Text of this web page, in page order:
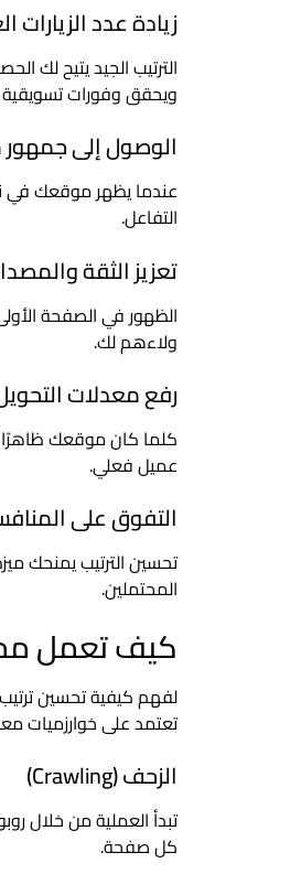
زيادة عدد
الترتيب الجيد يتيح لك
ويحقق وفورات
الوصول إلى جمهور
عندما يظهر موقعك في
التفاعل.
تعزيز الثقة
الظهور في الصفحة
ولاءهم لك.
رفع معدلات
كلما كان موقعك ظاهرًا
عميل فعلي.
التفوق على
تحسين الترتيب يمنحك
المحتملين.
كيف تعمل
لفهم كيفية تحسين
تعتمد على خوارزميات
الزحف (Crawling)
تبدأ العملية من خلال
كل صفحة.